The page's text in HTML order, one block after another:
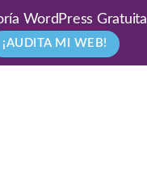
WordPress Gratuita
¡AUDITA MI WEB!